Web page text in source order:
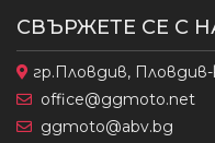
СВЪРЖЕТЕ СЕ С
гр.Пловдив,
office@ggmoto.net
ggmoto@abv.bg